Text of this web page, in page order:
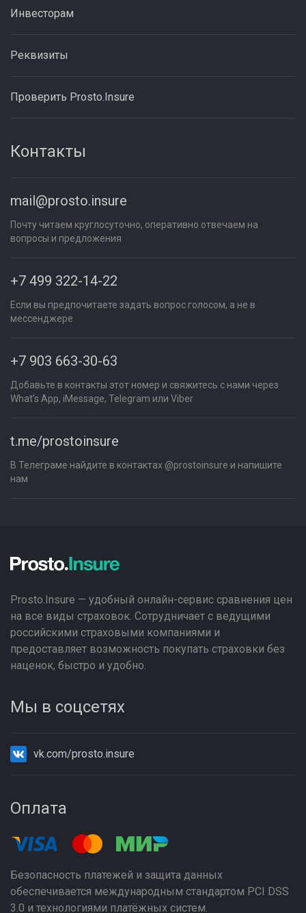
Инвесторам
Реквизиты
Проверить Prosto.Insure
Контакты
mail@prosto.insure
Почту читаем круглосуточно, оперативно отвечаем на
вопросы и предложения
+7 499 322-14-22
Если вы предпочитаете задать вопрос голосом, а не в
мессенджере
+7 903 663-30-63
Добавьте в контакты этот номер и свяжитесь с нами через
What's App, iMessage, Telegram или Viber
t.me/prostoinsure
В Телеграме найдите в контактах @prostoinsure и напишите
нам
Prosto.Insure — удобный онлайн-сервис сравнения цен
на все виды страховок. Сотрудничает с ведущими
российскими страховыми компаниями и
предоставляет возможность покупать страховки без
наценок, быстро и удобно.
Мы в соцсетях
vk.com/prosto.insure
Оплата
Безопасность платежей и защита данных
обеспечивается международным стандартом PCI DSS
3.0 и технологиями платёжных систем.